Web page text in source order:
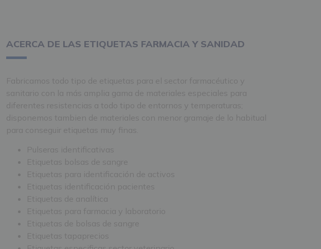
ACERCA DE LAS ETIQUETAS FARMACIA Y SANIDAD
Fabricamos todo tipo de etiquetas para el sector farmacéutico y
sanitario con la más amplia gama de materiales especiales para
diferentes resistencias a todo tipo de entornos y temperaturas;
disponemos tambien de materiales con menor gramaje de lo habitual
para conseguir etiquetas muy finas.
Pulseras identificativas
Etiquetas bolsas de sangre
Etiquetas para identificación de activos
Etiquetas identificación pacientes
Etiquetas de analítica
Etiquetas para farmacia y laboratorio
Etiquetas de bolsas de sangre
Etiquetas tapaprecios